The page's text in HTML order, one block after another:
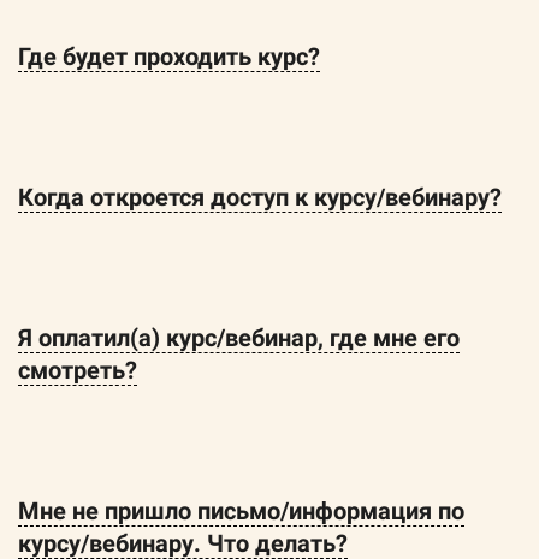
Где будет проходить курс?
Когда откроется доступ к курсу/вебинару?
Я оплатил(а) курс/вебинар, где мне его
смотреть?
Мне не пришло письмо/информация по
курсу/вебинару. Что делать?